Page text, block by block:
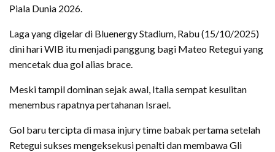
Piala Dunia 2026.
Laga yang digelar di Bluenergy Stadium, Rabu (15/10/2025)
dini hari WIB itu menjadi panggung bagi Mateo Retegui yang
mencetak dua gol alias brace.
Meski tampil dominan sejak awal, Italia sempat kesulitan
menembus rapatnya pertahanan Israel.
Gol baru tercipta di masa injury time babak pertama setelah
Retegui sukses mengeksekusi penalti dan membawa Gli